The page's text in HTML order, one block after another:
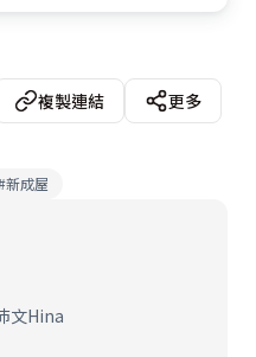
複製連結
更多
新成屋
文Hina